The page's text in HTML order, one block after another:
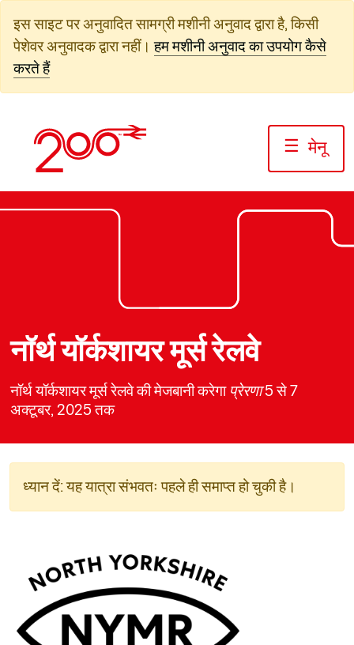
जाएं
इस साइट पर अनुवादित सामग्री मशीनी अनुवाद द्वारा है, किसी
पेशेवर अनुवादक द्वारा नहीं। हम मशीनी अनुवाद का उपयोग कैसे
करते हैं
☰ मेनू
नॉर्थ यॉर्कशायर मूर्स रेलवे
नॉर्थ यॉर्कशायर मूर्स रेलवे की मेजबानी करेगा प्रेरणा5 से 7
अक्टूबर, 2025 तक
ध्यान दें: यह यात्रा संभवतः पहले ही समाप्त हो चुकी है।